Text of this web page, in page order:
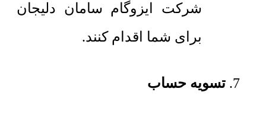
شرکت ایزوگام سامان دلیجان
برای شما اقدام کنند.
تسویه حساب